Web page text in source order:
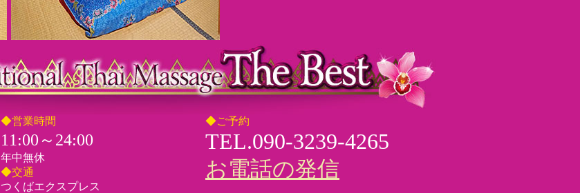
◆営業時間
11:00～24:00
年中無休
◆交通
つくばエクスプレス
◆ご予約
TEL.090-3239-4265
お電話の発信